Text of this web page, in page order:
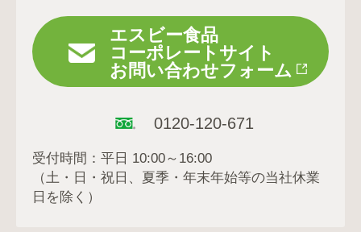
エスビー食品
コーポレートサイト
お問い合わせフォーム
0120-120-671
受付時間：平日 10:00～16:00
（土・日・祝日、夏季・年末年始等の当社休業
日を除く）